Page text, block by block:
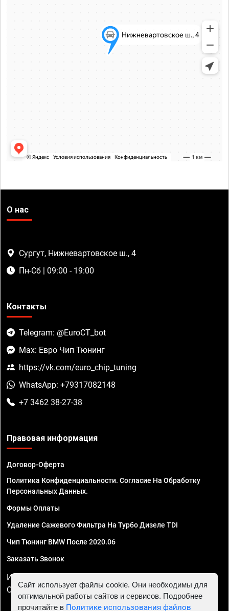
О нас
Сургут, Нижневартовское ш., 4
Пн-Сб | 09:00 - 19:00
Контакты
Telegram: @EuroCT_bot
Max: Евро Чип Тюнинг
https://vk.com/euro_chip_tuning
WhatsApp: +79317082148
+7 3462 38-27-38
Правовая информация
Договор-Оферта
Политика Конфиденциальности. Согласие На Обработку
Персональных Данных.
Формы Оплаты
Удаление Сажевого Фильтра На Турбо Дизеле TDI
Чип Тюнинг BMW После 2020.06
Заказать Звонок
ИП Смирнов Георгий Павлович. ИНН 781302555843,
ОГРНИП 324470400032610
Сайт использует файлы cookie. Они необходимы для
оптимальной работы сайтов и сервисов. Подробнее
прочитайте в Политике использования файлов